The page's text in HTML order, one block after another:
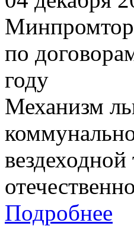
по
году
Механизм
Подробнее